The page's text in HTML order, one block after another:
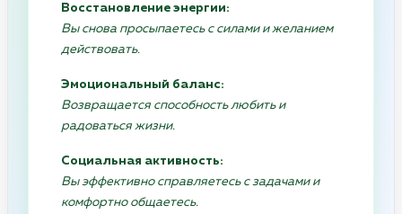
Восстановление энергии:
Вы снова просыпаетесь с силами и желанием
действовать.
Эмоциональный баланс:
Возвращается способность любить и
радоваться жизни.
Социальная активность:
Вы эффективно справляетесь с задачами и
комфортно общаетесь.